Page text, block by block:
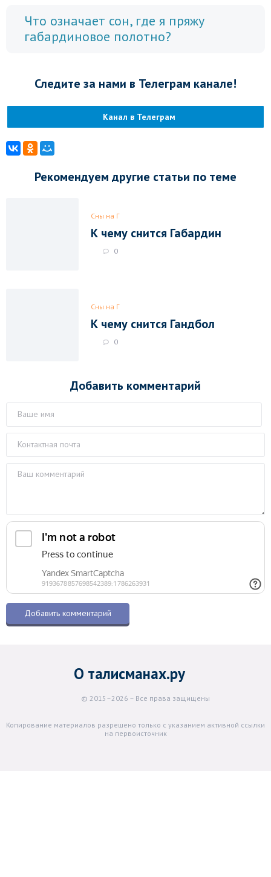
Что означает сон, где я пряжу
габардиновое полотно?
Следите за нами в Телеграм канале!
Канал в Телеграм
Рекомендуем другие статьи по теме
Сны на Г
К чему снится Габардин
0
Сны на Г
К чему снится Гандбол
0
Добавить комментарий
О талисманах.ру
© 2015–2026 – Все права защищены
Копирование материалов разрешено только с указанием активной ссылки
на первоисточник